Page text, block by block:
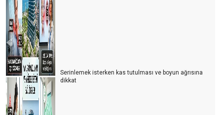
Serinlemek isterken kas tutulması ve boyun ağrısına
dikkat